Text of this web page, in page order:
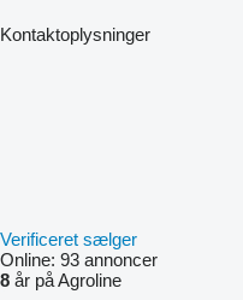
Kontaktoplysninger
Verificeret sælger
Online: 93 annoncer
8 år på Agroline